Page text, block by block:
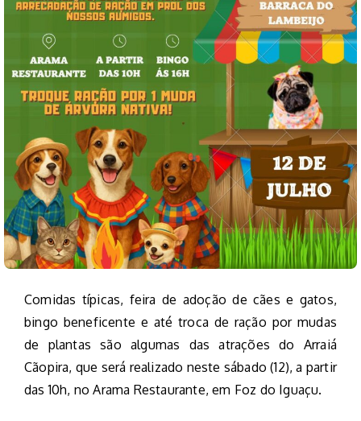
Comidas típicas, feira de adoção de cães e gatos,
bingo beneficente e até troca de ração por mudas
de plantas são algumas das atrações do Arraiá
Cãopira, que será realizado neste sábado (12), a partir
das 10h, no Arama Restaurante, em Foz do Iguaçu.